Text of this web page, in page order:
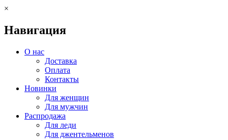
×
Навигация
О нас
Доставка
Оплата
Контакты
Новинки
Для женщин
Для мужчин
Распродажа
Для леди
Для джентельменов